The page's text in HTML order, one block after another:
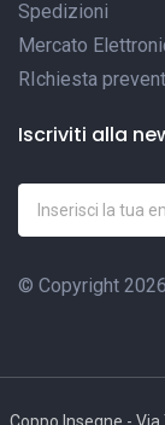
Spedizioni
Mercato
RIchiesta
Iscriviti alla
© Copyright